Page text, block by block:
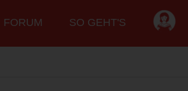
FORUM SO GEHT'S